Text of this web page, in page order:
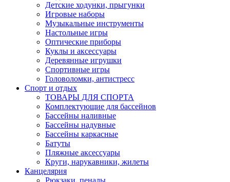
Детские ходунки, прыгунки
Игровые наборы
Музыкальные инструменты
Настольные игры
Оптические приборы
Куклы и аксессуары
Деревянные игрушки
Спортивные игры
Головоломки, антистресс
Спорт и отдых
ТОВАРЫ ДЛЯ СПОРТА
Комплектующие для бассейнов
Бассейны наливные
Бассейны надувные
Бассейны каркасные
Батуты
Пляжные аксессуары
Круги, нарукавники, жилеты
Канцелярия
Рюкзаки, пеналы